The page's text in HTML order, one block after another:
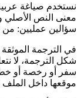
نستخدم صياغة
معنى النص الأصلي
سؤالين عمليين: من
في الترجمة
شكل الترجمة، لا
سفر أو رخصة أو
موقعها داخل الملف